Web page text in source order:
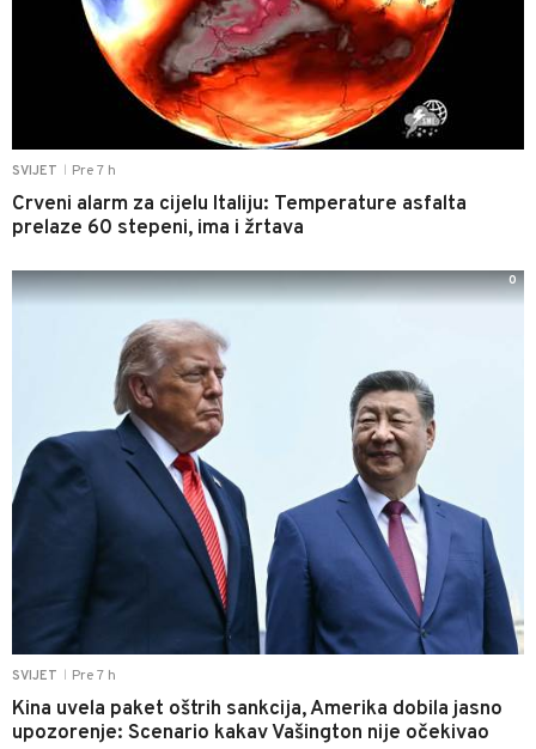
SVIJET Pre 7 h
Crveni alarm za cijelu Italiju: Temperature asfalta
prelaze 60 stepeni, ima i žrtava
SVIJET Pre 7 h
Kina uvela paket oštrih sankcija, Amerika dobila jasno
upozorenje: Scenario kakav Vašington nije očekivao
0